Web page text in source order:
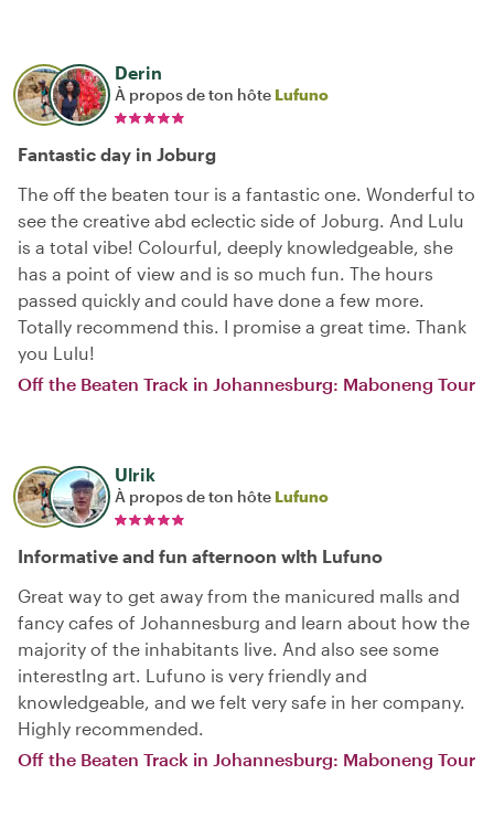
Derin
À propos de ton hôte Lufuno
Fantastic day in Joburg
The off the beaten tour is a fantastic one. Wonderful to
see the creative abd eclectic side of Joburg. And Lulu
is a total vibe! Colourful, deeply knowledgeable, she
has a point of view and is so much fun. The hours
passed quickly and could have done a few more.
Totally recommend this. I promise a great time. Thank
you Lulu!
Off the Beaten Track in Johannesburg: Maboneng Tour
Ulrik
À propos de ton hôte Lufuno
Informative and fun afternoon wlth Lufuno
Great way to get away from the manicured malls and
fancy cafes of Johannesburg and learn about how the
majority of the inhabitants live. And also see some
interestlng art. Lufuno is very friendly and
knowledgeable, and we felt very safe in her company.
Highly recommended.
Off the Beaten Track in Johannesburg: Maboneng Tour